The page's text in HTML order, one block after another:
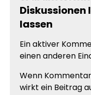
lassen
Ein aktiver
einen anderen
Wenn
wirkt ein Beitrag